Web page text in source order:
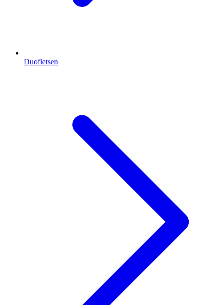
Duofietsen